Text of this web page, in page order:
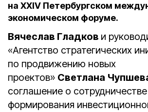
на XXIV Петербургском
экономическом форуме.
Вячеслав Гладков и
«Агентство стратегических
по продвижению новых
проектов» Светлана
соглашение о
формирования